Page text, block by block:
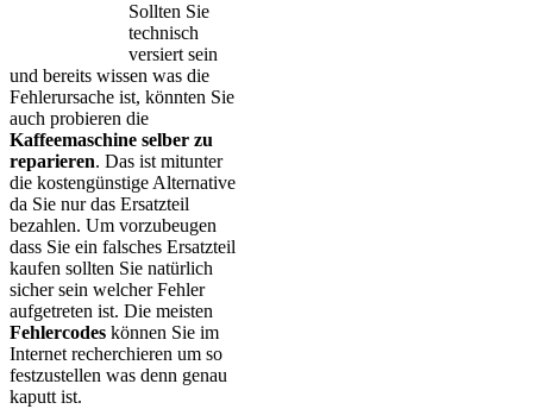
Sollten Sie
technisch
versiert sein
und bereits wissen was die
Fehlerursache ist, könnten Sie
auch probieren die
Kaffeemaschine selber zu
reparieren. Das ist mitunter
die kostengünstige Alternative
da Sie nur das Ersatzteil
bezahlen. Um vorzubeugen
dass Sie ein falsches Ersatzteil
kaufen sollten Sie natürlich
sicher sein welcher Fehler
aufgetreten ist. Die meisten
Fehlercodes können Sie im
Internet recherchieren um so
festzustellen was denn genau
kaputt ist.